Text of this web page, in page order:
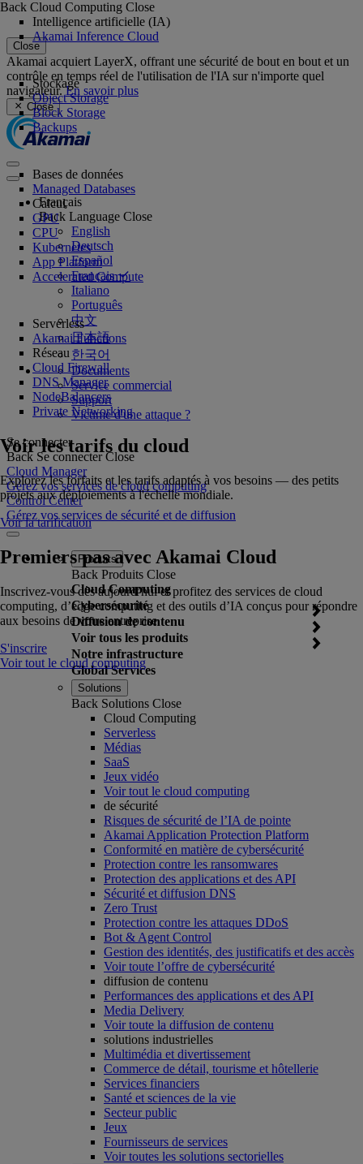
Close
Akamai acquiert LayerX, offrant une sécurité de bout en bout et un
contrôle en temps réel de l'utilisation de l'IA sur n'importe quel
navigateur.En savoir plus
Close
Français
Back Language Close
English
Deutsch
Español
Français
Italiano
Português
中文
日本語
한국어
Documents
Service commercial
Support
Victime d'une attaque ?
Se connecter
Back Se connecter Close
Cloud Manager
Gérez vos services de cloud computing
Control Center
Gérez vos services de sécurité et de diffusion
Produits
Back Produits Close
Cloud Computing
Cybersécurité
Diffusion de contenu
Voir tous les produits
Notre infrastructure
Global Services
Back Cloud Computing Close
Intelligence artificielle (IA)
Akamai Inference Cloud
Stockage
Object Storage
Block Storage
Backups
Bases de données
Managed Databases
Calcul
GPU
CPU
Kubernetes
App Platform
Accelerated Compute
Serverless
Akamai Functions
Réseau
Cloud Firewall
DNS Manager
NodeBalancers
Private Networking
Voir les tarifs du cloud
Explorez les forfaits et les tarifs adaptés à vos besoins — des petits
projets aux déploiements à l'échelle mondiale.
Voir la tarification
Premiers pas avec Akamai Cloud
Inscrivez-vous dès aujourd’hui et profitez des services de cloud
computing, d’edge computing et des outils d’IA conçus pour répondre
aux besoins de votre entreprise.
S'inscrire
Voir tout le cloud computing
Solutions
Back Solutions Close
Cloud Computing
Serverless
Médias
SaaS
Jeux vidéo
Voir tout le cloud computing
de sécurité
Risques de sécurité de l’IA de pointe
Akamai Application Protection Platform
Conformité en matière de cybersécurité
Protection contre les ransomwares
Protection des applications et des API
Sécurité et diffusion DNS
Zero Trust
Protection contre les attaques DDoS
Bot & Agent Control
Gestion des identités, des justificatifs et des accès
Voir toute l’offre de cybersécurité
diffusion de contenu
Performances des applications et des API
Media Delivery
Voir toute la diffusion de contenu
solutions industrielles
Multimédia et divertissement
Commerce de détail, tourisme et hôtellerie
Services financiers
Santé et sciences de la vie
Secteur public
Jeux
Fournisseurs de services
Voir toutes les solutions sectorielles